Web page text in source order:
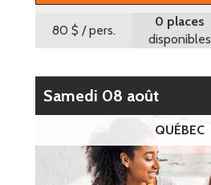
80 $ / pers.
0 places
disponibles
samedi 08 août
QUÉBEC